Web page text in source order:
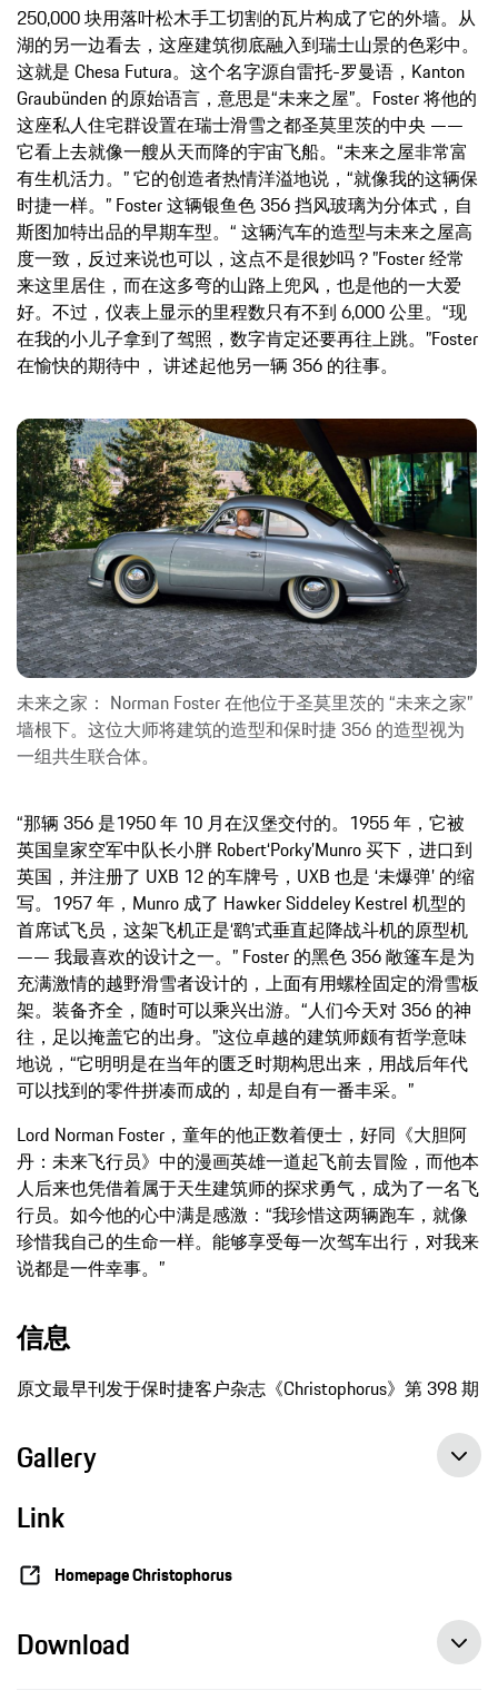
250,000 块用落叶松木手工切割的瓦片构成了它的外墙。从
湖的另一边看去，这座建筑彻底融入到瑞士山景的色彩中。
这就是 Chesa Futura。这个名字源自雷托-罗曼语，Kanton
Graubünden 的原始语言，意思是“未来之屋”。Foster 将他的
这座私人住宅群设置在瑞士滑雪之都圣莫里茨的中央 ——
它看上去就像一艘从天而降的宇宙飞船。“未来之屋非常富
有生机活力。” 它的创造者热情洋溢地说，“就像我的这辆保
时捷一样。” Foster 这辆银鱼色 356 挡风玻璃为分体式，自
斯图加特出品的早期车型。“ 这辆汽车的造型与未来之屋高
度一致，反过来说也可以，这点不是很妙吗？”Foster 经常
来这里居住，而在这多弯的山路上兜风，也是他的一大爱
好。不过，仪表上显示的里程数只有不到 6,000 公里。“现
在我的小儿子拿到了驾照，数字肯定还要再往上跳。”Foster
在愉快的期待中， 讲述起他另一辆 356 的往事。
未来之家： Norman Foster 在他位于圣莫里茨的 “未来之家”
墙根下。这位大师将建筑的造型和保时捷 356 的造型视为
一组共生联合体。
“那辆 356 是1950 年 10 月在汉堡交付的。1955 年，它被
英国皇家空军中队长小胖 Robert‘Porky’Munro 买下，进口到
英国，并注册了 UXB 12 的车牌号，UXB 也是 ‘未爆弹’ 的缩
写。1957 年，Munro 成了 Hawker Siddeley Kestrel 机型的
首席试飞员，这架飞机正是‘鹞’式垂直起降战斗机的原型机
—— 我最喜欢的设计之一。” Foster 的黑色 356 敞篷车是为
充满激情的越野滑雪者设计的，上面有用螺栓固定的滑雪板
架。装备齐全，随时可以乘兴出游。“人们今天对 356 的神
往，足以掩盖它的出身。”这位卓越的建筑师颇有哲学意味
地说，“它明明是在当年的匮乏时期构思出来，用战后年代
可以找到的零件拼凑而成的，却是自有一番丰采。”
Lord Norman Foster，童年的他正数着便士，好同《大胆阿
丹：未来飞行员》中的漫画英雄一道起飞前去冒险，而他本
人后来也凭借着属于天生建筑师的探求勇气，成为了一名飞
行员。如今他的心中满是感激：“我珍惜这两辆跑车，就像
珍惜我自己的生命一样。能够享受每一次驾车出行，对我来
说都是一件幸事。”
信息
原文最早刊发于保时捷客户杂志《Christophorus》第 398 期
Gallery
Link
Homepage Christophorus
Download